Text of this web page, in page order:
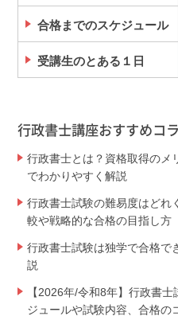
合格までのスケジュール
受講生のとある１日
行政書士講座おすすめコ
行政書士とは？資格取得のメ
でわかりやすく解説
行政書士試験の難易度はどれ
較や戦略的な合格の目指し方
行政書士試験は独学で合格で
説
【2026年/令和8年】行政書
ジュールや試験内容、合格の